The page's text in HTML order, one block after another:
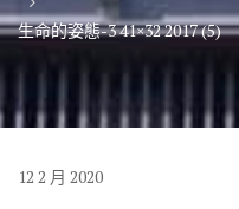
生命的姿態-3 41×32 2017 (5)
12 2 月 2020